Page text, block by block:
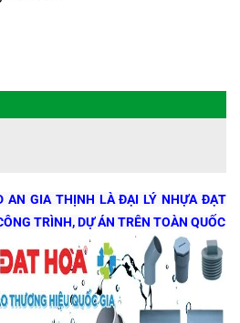
AN GIA THỊNH LÀ ĐẠI LÝ NHỰA ĐẠT
TRÌNH, DỰ ÁN TRÊN TOÀN QUỐC